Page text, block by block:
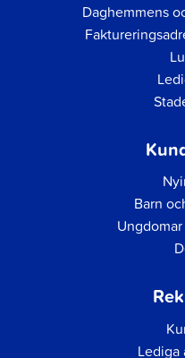
Daghemmens
Barn
Lediga